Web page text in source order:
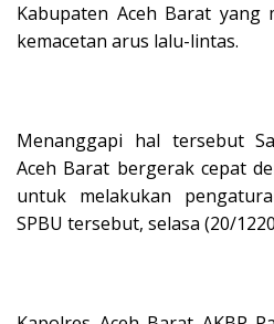
Kabupaten Aceh Barat yang
kemacetan arus lalu-lintas.
Menanggapi hal tersebut
Aceh Barat bergerak cepat
untuk melakukan
SPBU tersebut, selasa (20/